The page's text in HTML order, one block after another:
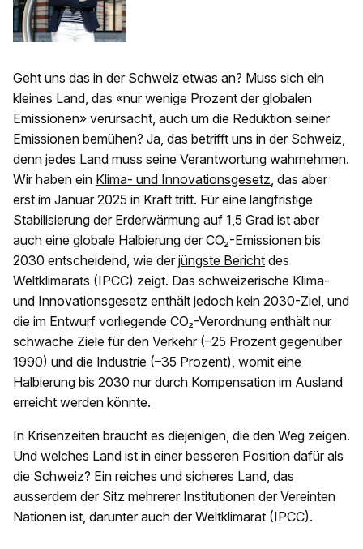
Geht uns das in der Schweiz etwas an? Muss sich ein
kleines Land, das «nur wenige Prozent der globalen
Emissionen» verursacht, auch um die Reduktion seiner
Emissionen bemühen? Ja, das betrifft uns in der Schweiz,
denn jedes Land muss seine Verantwortung wahrnehmen.
Wir haben ein Klima- und Innovationsgesetz, das aber
erst im Januar 2025 in Kraft tritt. Für eine langfristige
Stabilisierung der Erderwärmung auf 1,5 Grad ist aber
auch eine globale Halbierung der CO₂-Emissionen bis
2030 entscheidend, wie der jüngste Bericht des
Weltklimarats (IPCC) zeigt. Das schweizerische Klima-
und Innovationsgesetz enthält jedoch kein 2030-Ziel, und
die im Entwurf vorliegende CO₂-Verordnung enthält nur
schwache Ziele für den Verkehr (–25 Prozent gegenüber
1990) und die Industrie (–35 Prozent), womit eine
Halbierung bis 2030 nur durch Kompensation im Ausland
erreicht werden könnte.
In Krisenzeiten braucht es diejenigen, die den Weg zeigen.
Und welches Land ist in einer besseren Position dafür als
die Schweiz? Ein reiches und sicheres Land, das
ausserdem der Sitz mehrerer Institutionen der Vereinten
Nationen ist, darunter auch der Weltklimarat (IPCC).